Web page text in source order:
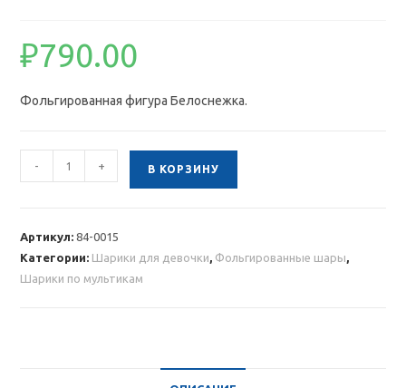
₽790.00
Фольгированная фигура Белоснежка.
Количество
товара
- + В КОРЗИНУ
Артикул:84-0015
Категории: Шарики для девочки, Фольгированные шары,
Шарики по мультикам